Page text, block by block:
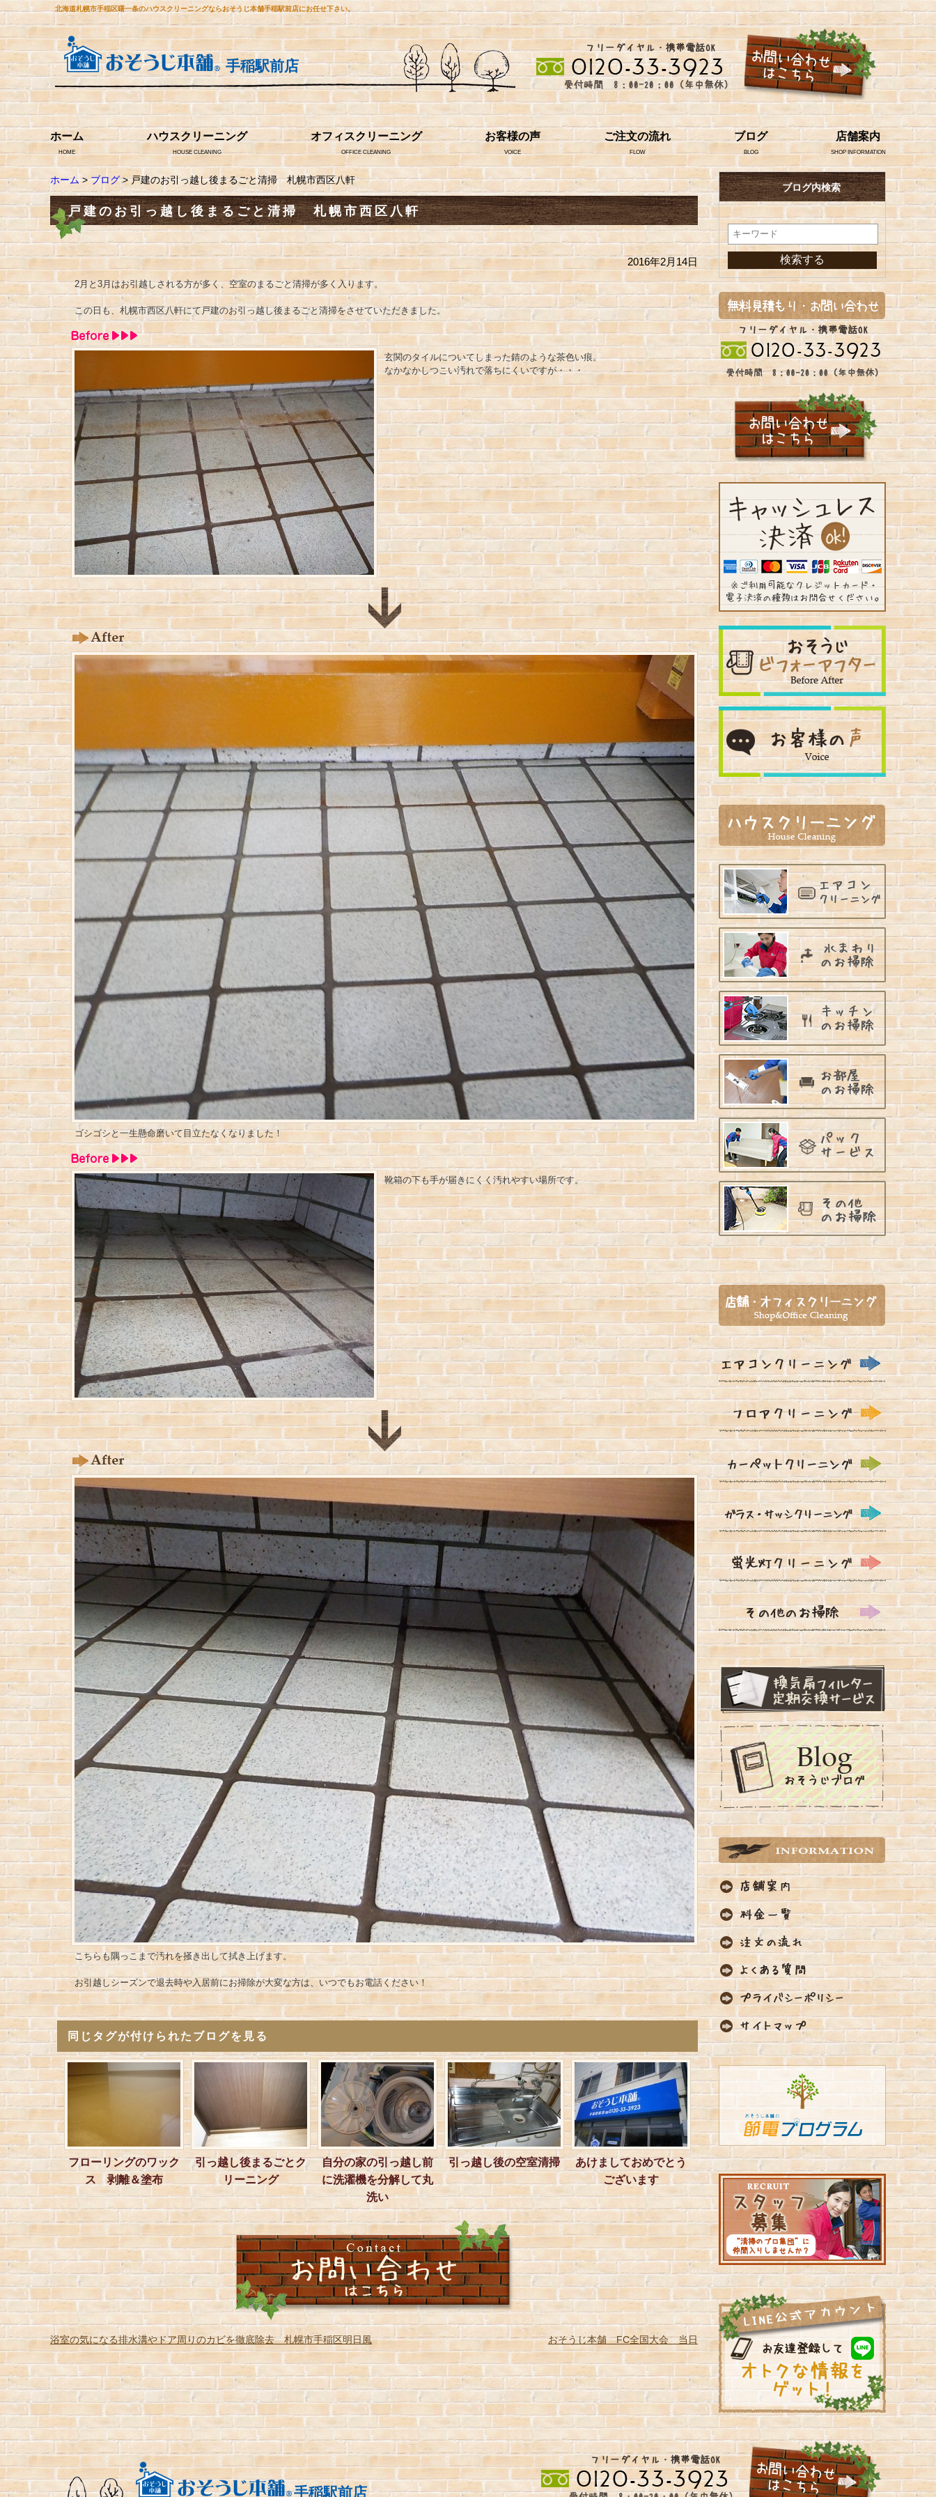
北海道札幌市手稲区曙一条のハウスクリーニングならおそうじ本舗手稲駅前店にお任せ下さい。
手稲駅前店
ホーム
HOME
ハウスクリーニング
HOUSE CLEANING
オフィスクリーニング
OFFICE CLEANING
お客様の声
VOICE
ご注文の流れ
FLOW
ブログ
BLOG
店舗案内
SHOP INFORMATION
ホーム>ブログ> 戸建のお引っ越し後まるごと清掃 札幌市西区八軒
戸建のお引っ越し後まるごと清掃 札幌市西区八軒
2016年2月14日
2月と3月はお引越しされる方が多く、空室のまるごと清掃が多く入ります。
この日も、札幌市西区八軒にて戸建のお引っ越し後まるごと清掃をさせていただきました。
玄関のタイルについてしまった錆のような茶色い痕。
なかなかしつこい汚れで落ちにくいですが・・・
ゴシゴシと一生懸命磨いて目立たなくなりました！
靴箱の下も手が届きにくく汚れやすい場所です。
こちらも隅っこまで汚れを掻き出して拭き上げます。
お引越しシーズンで退去時や入居前にお掃除が大変な方は、いつでもお電話ください！
同じタグが付けられたブログを見る
フローリングのワック
ス 剥離＆塗布
引っ越し後まるごとク
リーニング
自分の家の引っ越し前
に洗濯機を分解して丸
洗い
引っ越し後の空室清掃
あけましておめでとう
ございます
浴室の気になる排水溝やドア周りのカビを徹底除去 札幌市手稲区明日風 おそうじ本舗 FC全国大会 当日
ブログ内検索
手稲駅前店